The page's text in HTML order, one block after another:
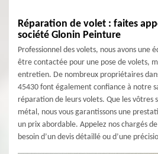
Réparation de volet : faites
société Glonin Peinture
Professionnel des volets, nous avons une
être contactée pour une pose de volets,
entretien. De nombreux propriétaires
45430 font également confiance à notre
réparation de leurs volets. Que les vôtres
métal, nous vous garantissons une
un prix abordable. Appelez nos chargés
besoin d’un devis détaillé ou d’une